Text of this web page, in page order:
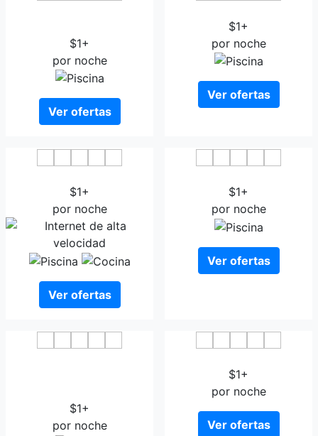
$1+
por noche
Ver ofertas
$1+
por noche
Ver ofertas
$1+
por noche
Ver ofertas
$1+
por noche
Ver ofertas
$1+
por noche
$1+
por noche
Ver ofertas